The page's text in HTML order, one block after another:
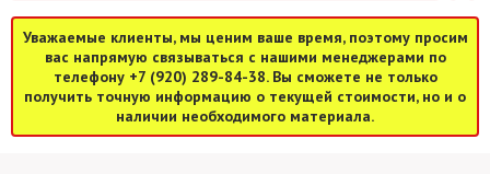
Уважаемые клиенты, мы ценим ваше время, поэтому просим
вас напрямую связываться с нашими менеджерами по
телефону +7 (920) 289-84-38. Вы сможете не только
получить точную информацию о текущей стоимости, но и о
наличии необходимого материала.